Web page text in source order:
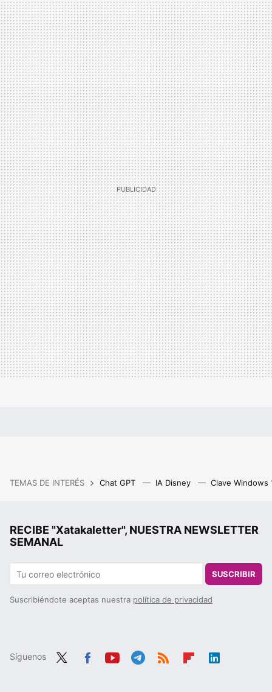
MAIL
TEMAS DE INTERÉS Chat GPT IA Disney Clave Windows
RECIBE "Xatakaletter", NUESTRA NEWSLETTER
SEMANAL
SUSCRIBIR
Suscribiéndote aceptas nuestra política de privacidad
Síguenos